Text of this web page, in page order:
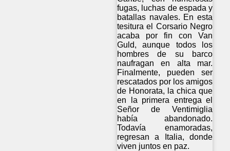
fugas, luchas de espada y
batallas navales. En esta
tesitura el Corsario Negro
acaba por fin con Van
Guld, aunque todos los
hombres de su barco
naufragan en alta mar.
Finalmente, pueden ser
rescatados por los amigos
de Honorata, la chica que
en la primera entrega el
Señor de Ventimiglia
había abandonado.
Todavía enamoradas,
regresan a Italia, donde
viven juntos en paz.